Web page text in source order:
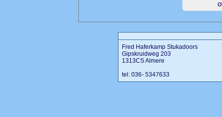
Fred Haferkamp Stukadoors
Gipskruidweg 203
1313CS Almere
tel: 036- 5347633